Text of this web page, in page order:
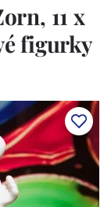
11 x
figurky